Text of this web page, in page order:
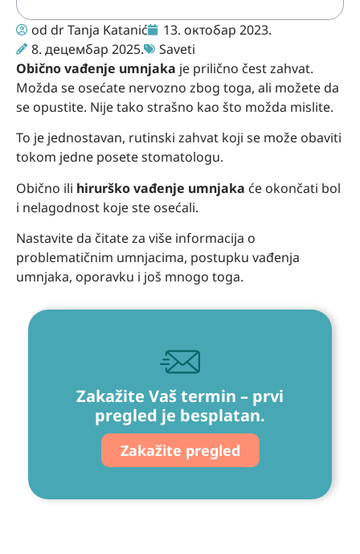
od dr Tanja Katanić
13. октобар 2023.
8. децембар 2025.
Saveti
Obično vađenje umnjaka je prilično čest zahvat.
Možda se osećate nervozno zbog toga, ali možete da
se opustite. Nije tako strašno kao što možda mislite.
To je jednostavan, rutinski zahvat koji se može obaviti
tokom jedne posete stomatologu.
Obično ili hirurško vađenje umnjaka će okončati bol
i nelagodnost koje ste osećali.
Nastavite da čitate za više informacija o
problematičnim umnjacima, postupku vađenja
umnjaka, oporavku i još mnogo toga.
Zakažite Vaš termin – prvi
pregled je besplatan.
Zakažite pregled